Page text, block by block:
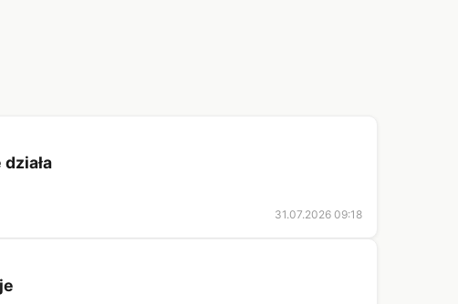
31.07.2026 09:18